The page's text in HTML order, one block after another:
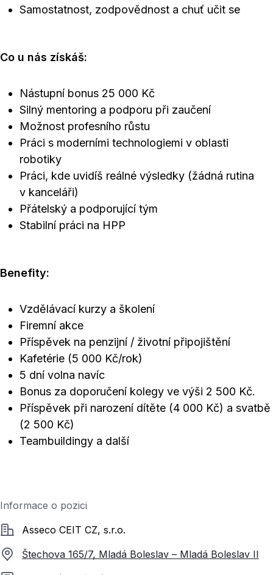
Samostatnost, zodpovědnost a chuť učit se
Co u nás získáš:
Nástupní bonus 25 000 Kč
Silný mentoring a podporu při zaučení
Možnost profesního růstu
Práci s moderními technologiemi v oblasti
robotiky
Práci, kde uvidíš reálné výsledky (žádná rutina
v kanceláři)
Přátelský a podporující tým
Stabilní práci na HPP
Benefity:
Vzdělávací kurzy a školení
Firemní akce
Příspěvek na penzijní / životní připojištění
Kafetérie (5 000 Kč/rok)
5 dní volna navíc
Bonus za doporučení kolegy ve výši 2 500 Kč.
Příspěvek při narození dítěte (4 000 Kč) a svatbě
(2 500 Kč)
Teambuildingy a další
Informace o pozici
SpolečnostAsseco CEIT CZ, s.r.o.
Štechova 165/7, Mladá Boleslav – Mladá Boleslav II